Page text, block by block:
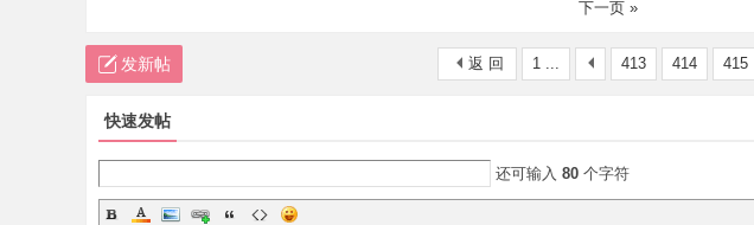
下一页 »
1 ... 413 414 415
返 回
发新帖
快速发帖
还可输入 80 个字符